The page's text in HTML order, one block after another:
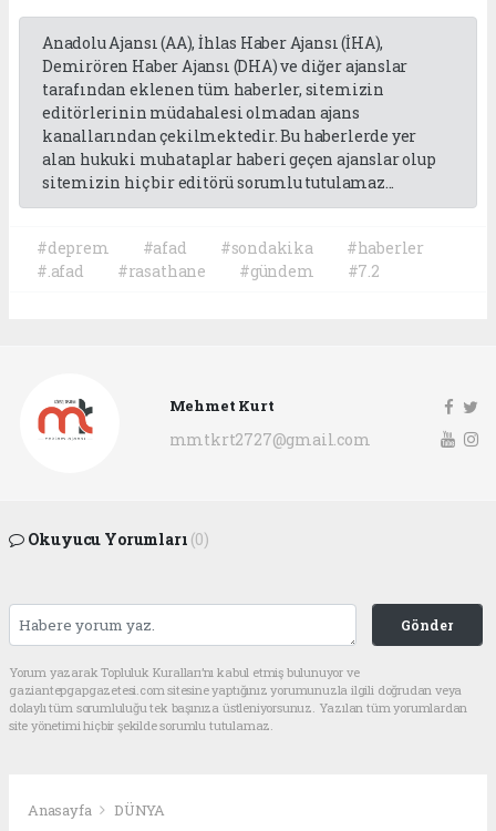
Anadolu Ajansı (AA), İhlas Haber Ajansı (İHA),
Demirören Haber Ajansı (DHA) ve diğer ajanslar
tarafından eklenen tüm haberler, sitemizin
editörlerinin müdahalesi olmadan ajans
kanallarından çekilmektedir. Bu haberlerde yer
alan hukuki muhataplar haberi geçen ajanslar olup
sitemizin hiç bir editörü sorumlu tutulamaz...
#deprem #afad #sondakika
#haberler
#.afad
#rasathane #gündem #7.2
Mehmet Kurt
mmtkrt2727@gmail.com
Okuyucu Yorumları (0)
Gönder
Yorum yazarak Topluluk Kuralları’nı kabul etmiş bulunuyor ve
gaziantepgapgazetesi.com sitesine yaptığınız yorumunuzla ilgili doğrudan veya
dolaylı tüm sorumluluğu tek başınıza üstleniyorsunuz. Yazılan tüm yorumlardan
site yönetimi hiçbir şekilde sorumlu tutulamaz.
Anasayfa DÜNYA